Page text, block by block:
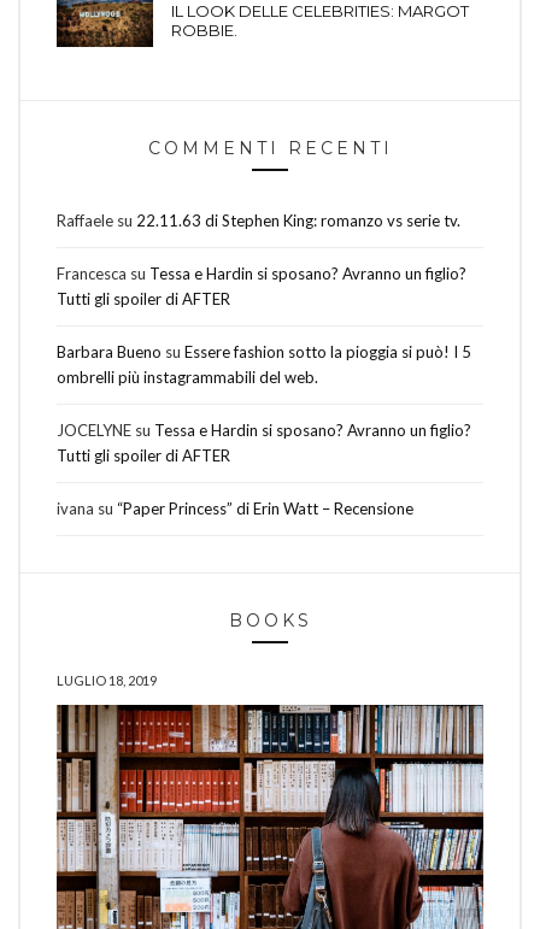
IL LOOK DELLE CELEBRITIES: MARGOT
ROBBIE.
COMMENTI RECENTI
Raffaele su 22.11.63 di Stephen King: romanzo vs serie tv.
Francesca su Tessa e Hardin si sposano? Avranno un figlio?
Tutti gli spoiler di AFTER
Barbara Bueno su Essere fashion sotto la pioggia si può! I 5
ombrelli più instagrammabili del web.
JOCELYNE su Tessa e Hardin si sposano? Avranno un figlio?
Tutti gli spoiler di AFTER
ivana su “Paper Princess” di Erin Watt – Recensione
BOOKS
LUGLIO 18, 2019